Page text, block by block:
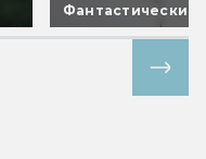
Фантастические